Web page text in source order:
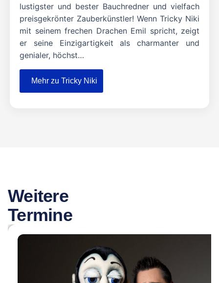
lustigster und bester Bauchredner und vielfach
preisgekrönter Zauberkünstler! Wenn Tricky Niki
mit seinem frechen Drachen Emil spricht, zeigt
er seine Einzigartigkeit als charmanter und
genialer, höchst…
Mehr zu Tricky Niki
Weitere
Termine